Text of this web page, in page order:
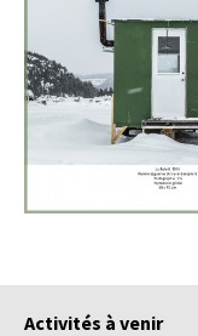
Activités à venir